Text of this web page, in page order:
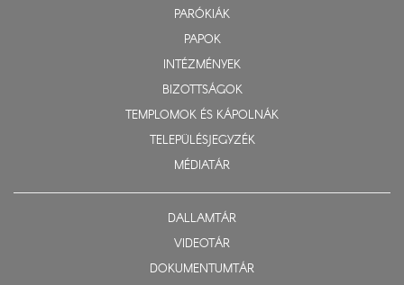
PARÓKIÁK
PAPOK
INTÉZMÉNYEK
BIZOTTSÁGOK
TEMPLOMOK ÉS KÁPOLNÁK
TELEPÜLÉSJEGYZÉK
MÉDIATÁR
DALLAMTÁR
VIDEOTÁR
DOKUMENTUMTÁR